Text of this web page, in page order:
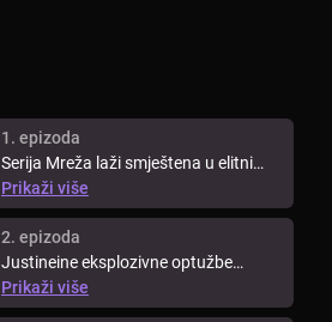
1. epizoda
Serija Mreža laži smještena u elitni
svijet tenisa, priča o životu ...
Prikaži više
2. epizoda
Justineine eksplozivne optužbe
uzrokuju razdor u njenim najbližim ...
Prikaži više